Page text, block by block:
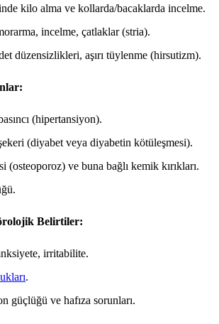
kilo alma ve kollarda/bacaklarda incelme.
incelme, çatlaklar (stria).
düzensizlikleri, aşırı tüylenme (hirsutizm).
(hipertansiyon).
(diyabet veya diyabetin kötüleşmesi).
(osteoporoz) ve buna bağlı kemik kırıkları.
Belirtiler:
irritabilite.
.
güçlüğü ve hafıza sorunları.